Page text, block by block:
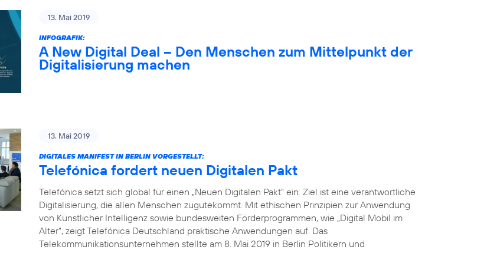
13. Mai 2019
INFOGRAFIK:
A New Digital Deal – Den Menschen zum Mittelpunkt der
Digitalisierung machen
13. Mai 2019
DIGITALES MANIFEST IN BERLIN VORGESTELLT:
Telefónica fordert neuen Digitalen Pakt
Telefónica setzt sich global für einen „Neuen Digitalen Pakt“ ein. Ziel ist eine verantwortliche
Digitalisierung, die allen Menschen zugutekommt. Mit ethischen Prinzipien zur Anwendung
von Künstlicher Intelligenz sowie bundesweiten Förderprogrammen, wie „Digital Mobil im
Alter“, zeigt Telefónica Deutschland praktische Anwendungen auf. Das
Telekommunikationsunternehmen stellte am 8. Mai 2019 in Berlin Politikern und